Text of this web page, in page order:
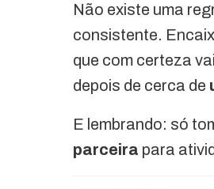
Não existe uma
consistente.
que com certeza
depois de cerca de
E lembrando: só
parceira para